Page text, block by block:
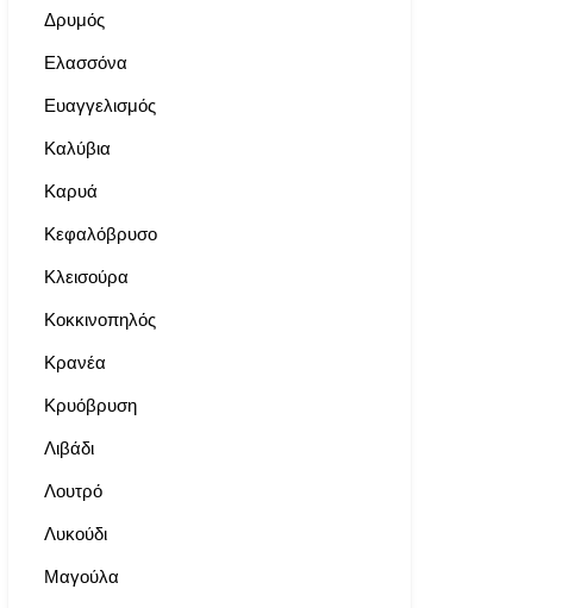
Δρυμός
Ελασσόνα
Ευαγγελισμός
Καλύβια
Καρυά
Κεφαλόβρυσο
Κλεισούρα
Κοκκινοπηλός
Κρανέα
Κρυόβρυση
Λιβάδι
Λουτρό
Λυκούδι
Μαγούλα